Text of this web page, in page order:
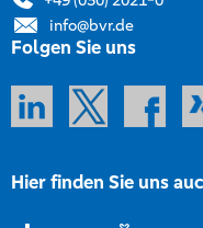
info@bvr.de
Folgen Sie uns
Hier finden Sie uns